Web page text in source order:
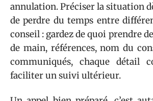
annulation. Préciser la situation
de perdre du temps entre
conseil : gardez de quoi prendre
de main, références, nom du
communiqués, chaque détail
faciliter un suivi ultérieur.